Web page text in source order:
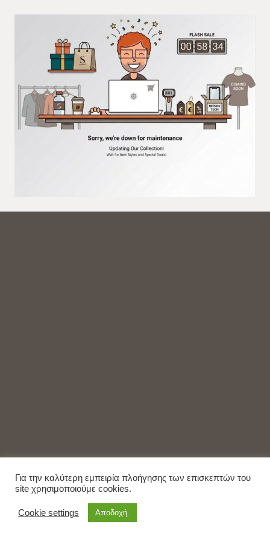
Για την καλύτερη εμπειρία πλοήγησης των επισκεπτών του
site χρησιμοποιούμε cookies.
Cookie settings Αποδοχή.